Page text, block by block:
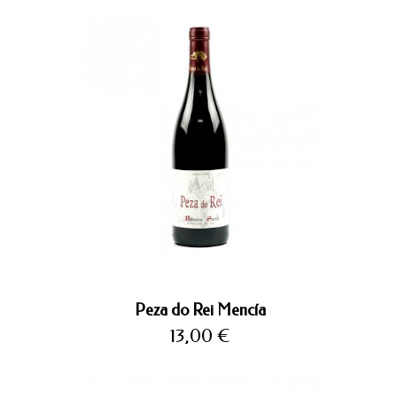
Peza do Rei Mencía
Precio
13,00 €